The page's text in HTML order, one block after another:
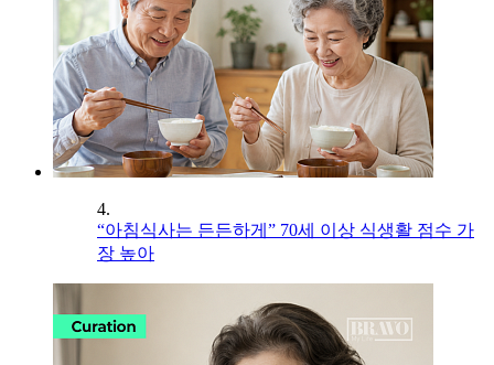
4.
“아침식사는 든든하게” 70세 이상 식생활 점수 가
장 높아